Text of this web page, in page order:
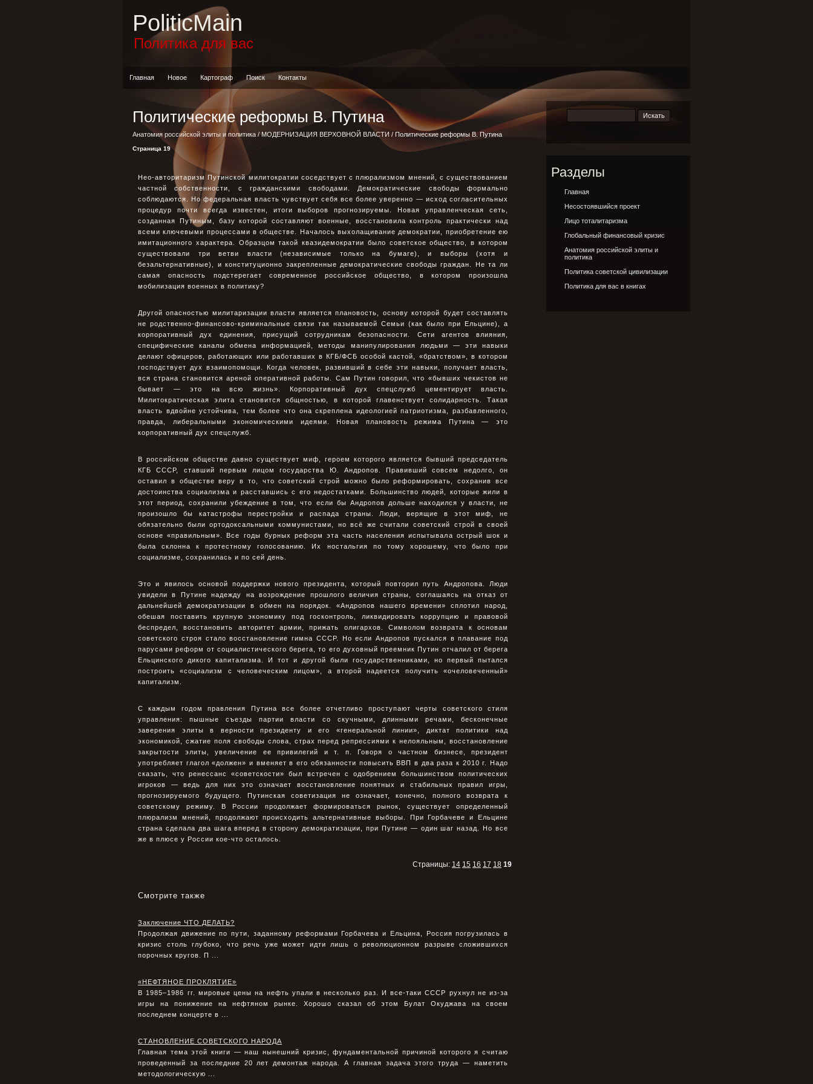
PoliticMain
Политика для вас
Главная Новое Картограф Поиск Контакты
Политические реформы В. Путина
Анатомия российской элиты и политика / МОДЕРНИЗАЦИЯ ВЕРХОВНОЙ ВЛАСТИ / Политические реформы В. Путина
Страница 19
Нео-авторитаризм Путинской милитократии соседствует с плюрализмом мнений, с существованием
частной собственности, с гражданскими свободами. Демократические свободы формально
соблюдаются. Но федеральная власть чувствует себя все более уверенно — исход согласительных
процедур почти всегда известен, итоги выборов прогнозируемы. Новая управленческая сеть,
созданная Путиным, базу которой составляют военные, восстановила контроль практически над
всеми ключевыми процессами в обществе. Началось выхолащивание демократии, приобретение ею
имитационного характера. Образцом такой квазидемократии было советское общество, в котором
существовали три ветви власти (независимые только на бумаге), и выборы (хотя и
безальтернативные), и конституционно закрепленные демократические свободы граждан. Не та ли
самая опасность подстерегает современное российское общество, в котором произошла
мобилизация военных в политику?
Другой опасностью милитаризации власти является плановость, основу которой будет составлять
не родственно-финансово-криминальные связи так называемой Семьи (как было при Ельцине), а
корпоративный дух единения, присущий сотрудникам безопасности. Сети агентов влияния,
специфические каналы обмена информацией, методы манипулирования людьми — эти навыки
делают офицеров, работающих или работавших в КГБ/ФСБ особой кастой, «братством», в котором
господствует дух взаимопомощи. Когда человек, развивший в себе эти навыки, получает власть,
вся страна становится ареной оперативной работы. Сам Путин говорил, что «бывших чекистов не
бывает — это на всю жизнь». Корпоративный дух спецслужб цементирует власть.
Милитократическая элита становится общностью, в которой главенствует солидарность. Такая
власть вдвойне устойчива, тем более что она скреплена идеологией патриотизма, разбавленного,
правда, либеральными экономическими идеями. Новая плановость режима Путина — это
корпоративный дух спецслужб.
В российском обществе давно существует миф, героем которого является бывший председатель
КГБ СССР, ставший первым лицом государства Ю. Андропов. Правивший совсем недолго, он
оставил в обществе веру в то, что советский строй можно было реформировать, сохранив все
достоинства социализма и расставшись с его недостатками. Большинство людей, которые жили в
этот период, сохранили убеждение в том, что если бы Андропов дольше находился у власти, не
произошло бы катастрофы перестройки и распада страны. Люди, верящие в этот миф, не
обязательно были ортодоксальными коммунистами, но всё же считали советский строй в своей
основе «правильным». Все годы бурных реформ эта часть населения испытывала острый шок и
была склонна к протестному голосованию. Их ностальгия по тому хорошему, что было при
социализме, сохранилась и по сей день.
Это и явилось основой поддержки нового президента, который повторил путь Андропова. Люди
увидели в Путине надежду на возрождение прошлого величия страны, соглашаясь на отказ от
дальнейшей демократизации в обмен на порядок. «Андропов нашего времени» сплотил народ,
обешая поставить крупную экономику под госконтроль, ликвидировать коррупцию и правовой
беспредел, восстановить авторитет армии, прижать олигархов. Символом возврата к основам
советского строя стало восстановление гимна СССР. Но если Андропов пускался в плавание под
парусами реформ от социалистического берега, то его духовный преемник Путин отчалил от берега
Ельцинского дикого капитализма. И тот и другой были государственниками, но первый пытался
построить «социализм с человеческим лицом», а второй надеется получить «очеловеченный»
капитализм.
С каждым годом правления Путина все более отчетливо проступают черты советского стиля
управления: пышные съезды партии власти со скучными, длинными речами, бесконечные
заверения элиты в верности президенту и его «генеральной линии», диктат политики над
экономикой, сжатие поля свободы слова, страх перед репрессиями к нелояльным, восстановление
закрытости элиты, увеличение ее привилегий и т. п. Говоря о частном бизнесе, президент
употребляет глагол «должен» и вменяет в его обязанности повысить ВВП в два раза к 2010 г. Надо
сказать, что ренессанс «советскости» был встречен с одобрением большинством политических
игроков — ведь для них это означает восстановление понятных и стабильных правил игры,
прогнозируемого будущего. Путинская советизация не означает, конечно, полного возврата к
советскому режиму. В России продолжает формироваться рынок, существует определенный
плюрализм мнений, продолжают происходить альтернативные выборы. При Горбачеве и Ельцине
страна сделала два шага вперед в сторону демократизации, при Путине — один шаг назад. Но все
же в плюсе у России кое-что осталось.
Страницы: 14 15 16 17 18 19
Смотрите также
Заключение ЧТО ДЕЛАТЬ?
Продолжая движение по пути, заданному реформами Горбачева и Ельцина, Россия погрузилась в
кризис столь глубоко, что речь уже может идти лишь о революционном разрыве сложившихся
порочных кругов. П ...
«НЕФТЯНОЕ ПРОКЛЯТИЕ»
В 1985–1986 гг. мировые цены на нефть упали в несколько раз. И все-таки СССР рухнул не из-за
игры на понижение на нефтяном рынке. Хорошо сказал об этом Булат Окуджава на своем
последнем концерте в ...
СТАНОВЛЕНИЕ СОВЕТСКОГО НАРОДА
Главная тема этой книги — наш нынешний кризис, фундаментальной причиной которого я считаю
проведенный за последние 20 лет демонтаж народа. А главная задача этого труда — наметить
методологическую ...
Разделы
Главная
Несостоявшийся проект
Лицо тоталитаризма
Глобальный финансовый кризис
Анатомия российской элиты и
политика
Политика советской цивилизации
Политика для вас в книгах